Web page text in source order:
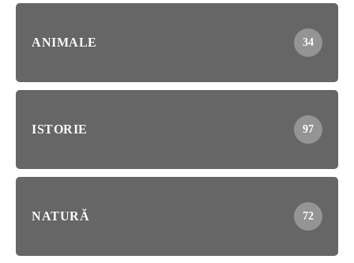
ANIMALE 34
ISTORIE 97
NATURĂ 72